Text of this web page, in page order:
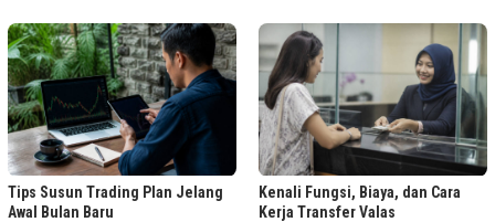
Tips Susun Trading Plan Jelang
Awal Bulan Baru
Kenali Fungsi, Biaya, dan Cara
Kerja Transfer Valas